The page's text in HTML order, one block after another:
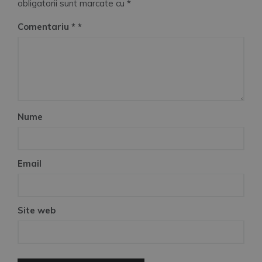
obligatorii sunt marcate cu *
Comentariu *
Nume
Email
Site web